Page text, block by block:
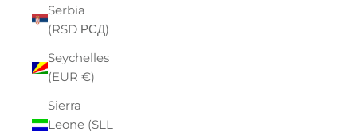
Serbia
(RSD РСД)
Seychelles
(EUR €)
Sierra
Leone (SLL